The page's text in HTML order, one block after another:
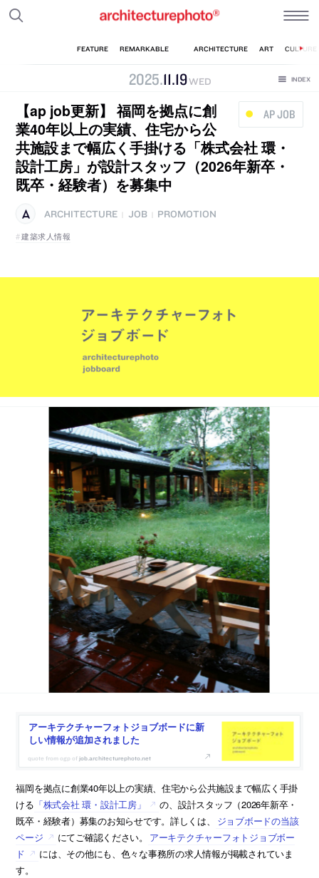
2025.11.19WED
AP JOB
【ap job更新】 福岡を拠点に創
業40年以上の実績、住宅から公
共施設まで幅広く手掛ける「株式会社 環・
設計工房」が設計スタッフ（2026年新卒・
既卒・経験者）を募集中
ARCHITECTURE JOB
PROMOTION
建築求人情報
アーキテクチャーフォトジョブボードに新
しい情報が追加されました
job.architecturephoto.net
福岡を拠点に創業40年以上の実績、住宅から公共施設まで幅広く手掛
ける 「株式会社 環・設計工房」
の、設計スタッフ（2026年新卒・
既卒・経験者）募集のお知らせです。詳しくは、
ジョブボードの当該
ページ
にてご確認ください。
アーキテクチャーフォトジョブボー
ド
には、その他にも、色々な事務所の求人情報が掲載されていま
す。